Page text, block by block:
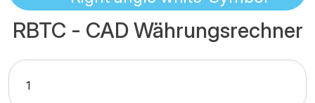
RBTC - CAD Währungsrechner